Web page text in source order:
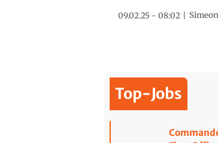
09.02.25 - 08:02
Top-Jobs